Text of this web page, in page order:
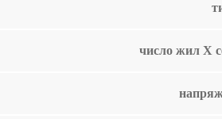
число жил Х